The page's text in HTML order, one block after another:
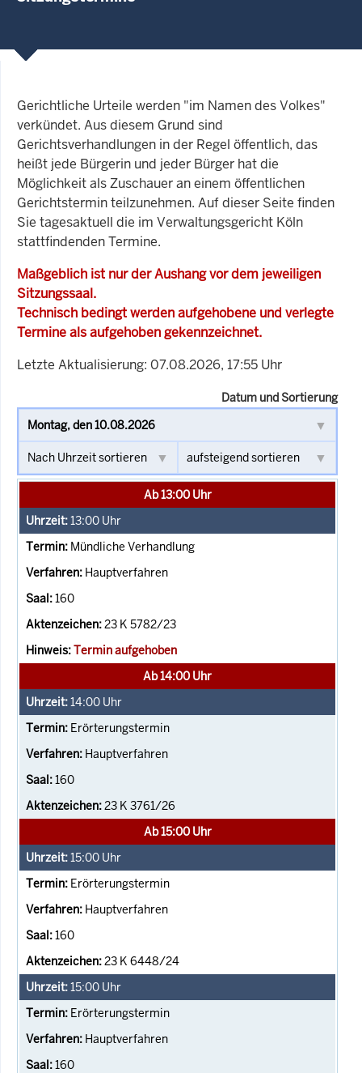
Gerichtliche Urteile werden "im Namen des Volkes"
verkündet. Aus diesem Grund sind
Gerichtsverhandlungen in der Regel öffentlich, das
heißt jede Bürgerin und jeder Bürger hat die
Möglichkeit als Zuschauer an einem öffentlichen
Gerichtstermin teilzunehmen. Auf dieser Seite finden
Sie tagesaktuell die im Verwaltungsgericht Köln
stattfindenden Termine.
Maßgeblich ist nur der Aushang vor dem jeweiligen
Sitzungssaal.
Technisch bedingt werden aufgehobene und verlegte
Termine als aufgehoben gekennzeichnet.
Letzte Aktualisierung: 07.08.2026, 17:55 Uhr
Datum und Sortierung
Ab 13:00 Uhr
13:00 Uhr
Mündliche Verhandlung
Hauptverfahren
160
23 K 5782/23
Termin aufgehoben
Ab 14:00 Uhr
14:00 Uhr
Erörterungstermin
Hauptverfahren
160
23 K 3761/26
Ab 15:00 Uhr
15:00 Uhr
Erörterungstermin
Hauptverfahren
160
23 K 6448/24
15:00 Uhr
Erörterungstermin
Hauptverfahren
160